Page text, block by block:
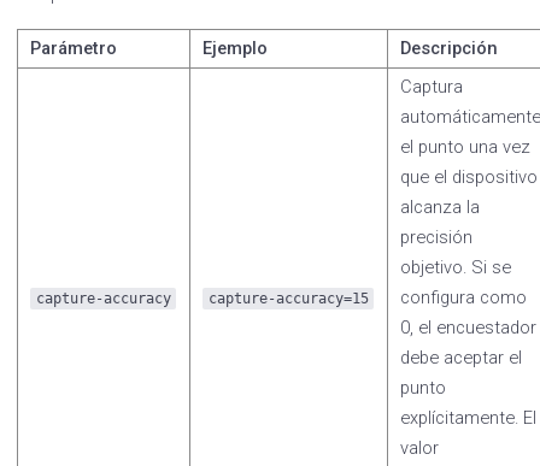
Parámetro Ejemplo Descripción
capture-accuracy capture-accuracy=15
Captura
automáticamente
el punto una vez
que el dispositivo
alcanza la
precisión
objetivo. Si se
configura como
0, el encuestador
debe aceptar el
punto
explícitamente. El
valor